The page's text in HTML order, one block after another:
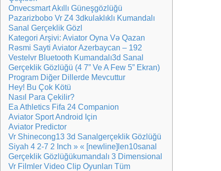
Onvecsmart Akıllı Güneşgözlüğü
Pazarizbobo Vr Z4 3dkulaklıklı Kumandalı
Sanal Gerçeklik Gözl
Kategori Arşivi: Aviator Oyna Və Qazan
Rəsmi Sayti Aviator Azerbaycan – 192
Vestelvr Bluetooth Kumandalı3d Sanal
Gerçeklik Gözlüğü (4 7” Ve A Few 5” Ekran)
Program Diğer Dillerde Mevcuttur
Hey! Bu Çok Kötü
Nasıl Para Çekilir?
Ea Athletics Fifa 24 Companion
Aviator Sport Android Için
Aviator Predictor
Vr Shinecong13 3d Sanalgerçeklik Gözlüğü
Siyah 4 2-7 2 Inch » « [newline]len10sanal
Gerçeklik Gözlüğükumandalı 3 Dimensional
Vr Filmler Video Clip Oyunları Tüm